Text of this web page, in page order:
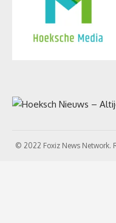
© 2022 Foxiz News Network.